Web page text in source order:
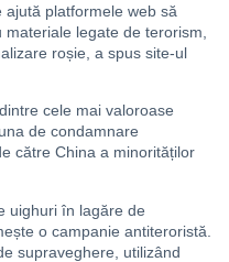
platformele web să
legate de terorism,
roșie, a spus site-ul
cele mai valoroase
de condamnare
către China a minorităților
uighuri în lagăre de
o campanie antiteroristă.
supraveghere, utilizând